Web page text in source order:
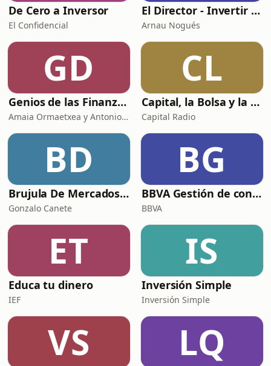
De Cero a Inversor
El Confidencial
El Director - Invertir en Bolsa y finanzas
Arnau Nogués
GD
Genios de las Finanzas
Amaia Ormaetxea y Antonio Santamaría
CL
Capital, la Bolsa y la Vida
Capital Radio
BD
Brujula De Mercados - Economía, Geopolítica y Mercados Financieros.
Gonzalo Canete
BG
BBVA Gestión de confianza
BBVA
ET
Educa tu dinero
IEF
IS
Inversión Simple
Inversión Simple
VS LQ